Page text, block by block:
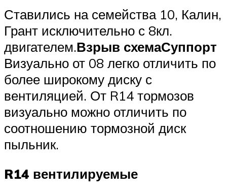
Ставились на семейства 10, Калин,
Грант исключительно с 8кл.
двигателем.Взрыв схемаСуппорт
Визуально от 08 легко отличить по
более широкому диску с
вентиляцией. От R14 тормозов
визуально можно отличить по
соотношению тормозной диск
пыльник.
R14 вентилируемые